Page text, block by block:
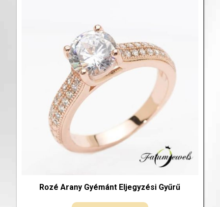
Rozé Arany Gyémánt Eljegyzési Gyűrű